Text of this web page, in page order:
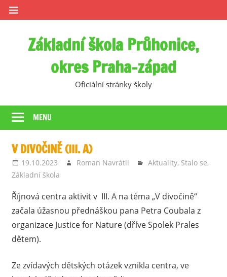
Skip
to
Základní škola Průhonice,
okres Praha-západ
Oficiální stránky školy
MENU
V DIVOČINĚ (III. A)
19.10.2023 Roman Navrátil Aktuality, Stalo se,
Základní škola
Říjnová centra aktivit v III. A na téma „V divočině“
začala úžasnou přednáškou pana Petra Coubala z
organizace Justice for Nature (dříve Spolek Prales
dětem).
Ze zvídavých dětských otázek vznikla centra, ve